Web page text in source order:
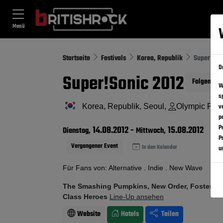
Menü
Startseite Festivals Korea, Republik
Super!Sonic 2012 Folgen
Korea, Republik, Seoul, Olympic Park
Dienstag, 14.08.2012- Mittwoch, 15.08.2012
Vergangener Event In den Kalender
Für Fans von: Alternative . Indie . New Wave
The Smashing Pumpkins, New Order, Foster
Class Heroes Line-Up ansehen
Website Hotels Teilen